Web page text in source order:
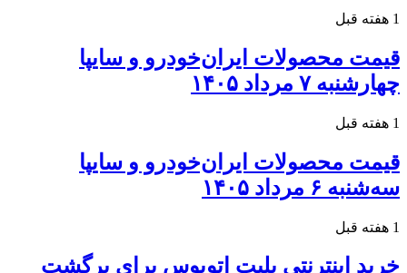
1 هفته قبل
قیمت محصولات ایران‌خودرو و سایپا
چهارشنبه ۷ مرداد ۱۴۰۵
1 هفته قبل
قیمت محصولات ایران‌خودرو و سایپا
سه‌شنبه ۶ مرداد ۱۴۰۵
1 هفته قبل
خرید اینترنتی بلیت اتوبوس برای برگشت